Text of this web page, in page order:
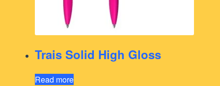
Trais Solid High Gloss
Read more